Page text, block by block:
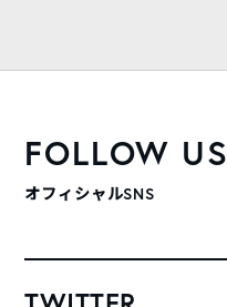
FOLLOW US
オフィシャルSNS